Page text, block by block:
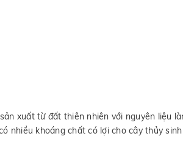
xuất từ đất thiên nhiên với nguyên liệu
nhiều khoáng chất có lợi cho cây thủy sinh